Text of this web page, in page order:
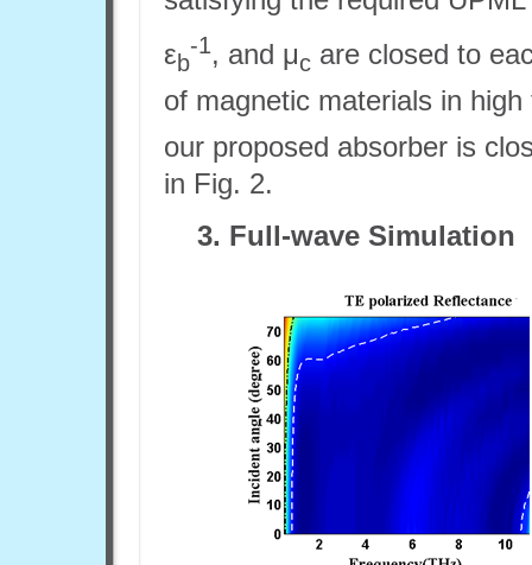
εb
-1, and μc are closed to
of magnetic materials in
our proposed absorber is
in Fig. 2.
3. Full-wave Simulation